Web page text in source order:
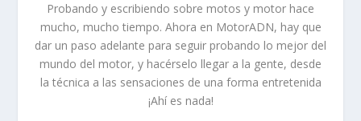
Probando y escribiendo sobre motos y motor hace
mucho, mucho tiempo. Ahora en MotorADN, hay que
dar un paso adelante para seguir probando lo mejor del
mundo del motor, y hacérselo llegar a la gente, desde
la técnica a las sensaciones de una forma entretenida
¡Ahí es nada!